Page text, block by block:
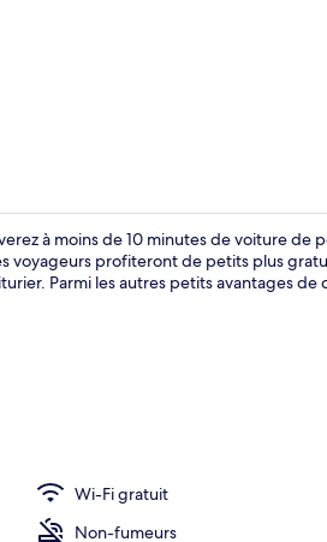
à moins de 10 minutes de voiture de
voyageurs profiteront de petits plus
Parmi les autres petits avantages
Wi-Fi gratuit
Non-fumeurs